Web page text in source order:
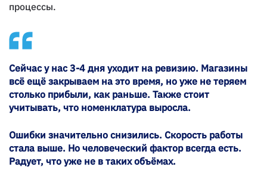
процессы.
Сейчас у нас 3-4 дня уходит на ревизию. Магазины
всё ещё закрываем на это время, но уже не теряем
столько прибыли, как раньше. Также стоит
учитывать, что номенклатура выросла.
Ошибки значительно снизились. Скорость работы
стала выше. Но человеческий фактор всегда есть.
Радует, что уже не в таких объёмах.